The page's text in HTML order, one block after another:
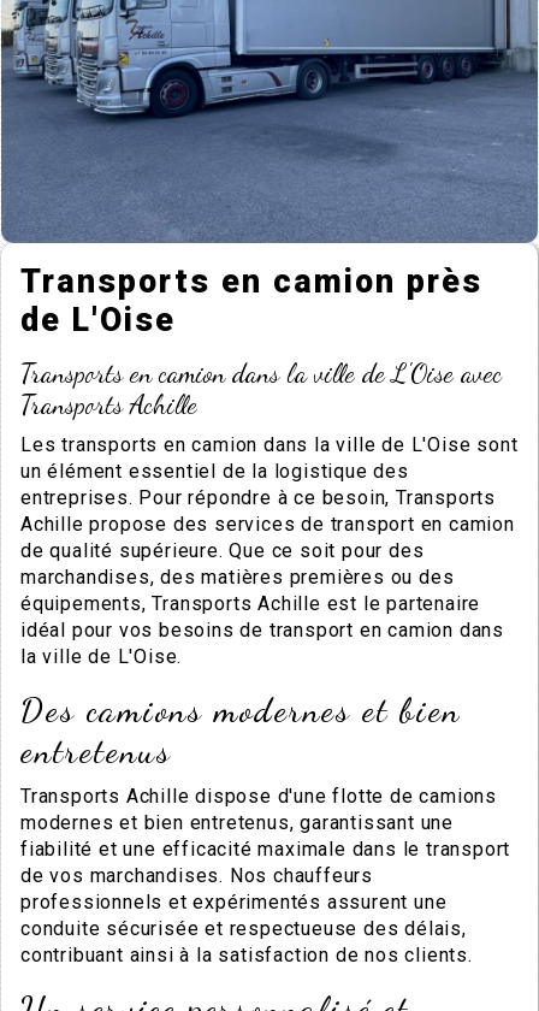
Transports en camion près
de L'Oise
Transports en camion dans la ville de L'Oise avec
Transports Achille
Les transports en camion dans la ville de L'Oise sont
un élément essentiel de la logistique des
entreprises. Pour répondre à ce besoin, Transports
Achille propose des services de transport en camion
de qualité supérieure. Que ce soit pour des
marchandises, des matières premières ou des
équipements, Transports Achille est le partenaire
idéal pour vos besoins de transport en camion dans
la ville de L'Oise.
Des camions modernes et bien
entretenus
Transports Achille dispose d'une flotte de camions
modernes et bien entretenus, garantissant une
fiabilité et une efficacité maximale dans le transport
de vos marchandises. Nos chauffeurs
professionnels et expérimentés assurent une
conduite sécurisée et respectueuse des délais,
contribuant ainsi à la satisfaction de nos clients.